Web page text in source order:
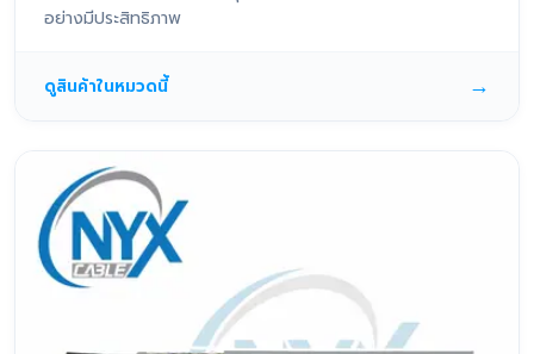
อย่างมีประสิทธิภาพ
ดูสินค้าในหมวดนี้ →